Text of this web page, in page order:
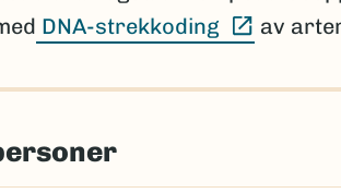
DNA-strekkoding av